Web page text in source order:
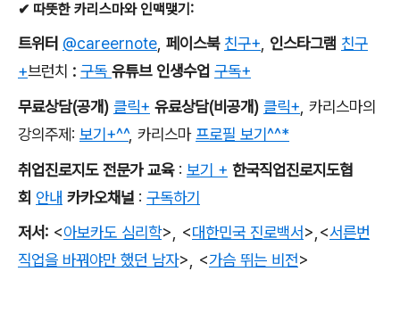
✔ 따뜻한 카리스마와 인맥맺기 :
트위터 @careernote 페이스북 친구+ 인스타그램 친구
+브런치 : 구독 유튜브 인생수업 구독+
무료상담(공개) 클릭+ 유료상담(비공개) 클릭+ 카리스마의
강의주제: 보기+^^, 카리스마 프로필 보기^^*
취업진로지도 전문가 교육 : 보기 + 한국직업진로지도협
회 안내 카카오채널 : 구독하기
저서: <아보카도 심리학>, <대한민국 진로백서>,<서른번
직업을 바꿔야만 했던 남자>, <가슴 뛰는 비전>